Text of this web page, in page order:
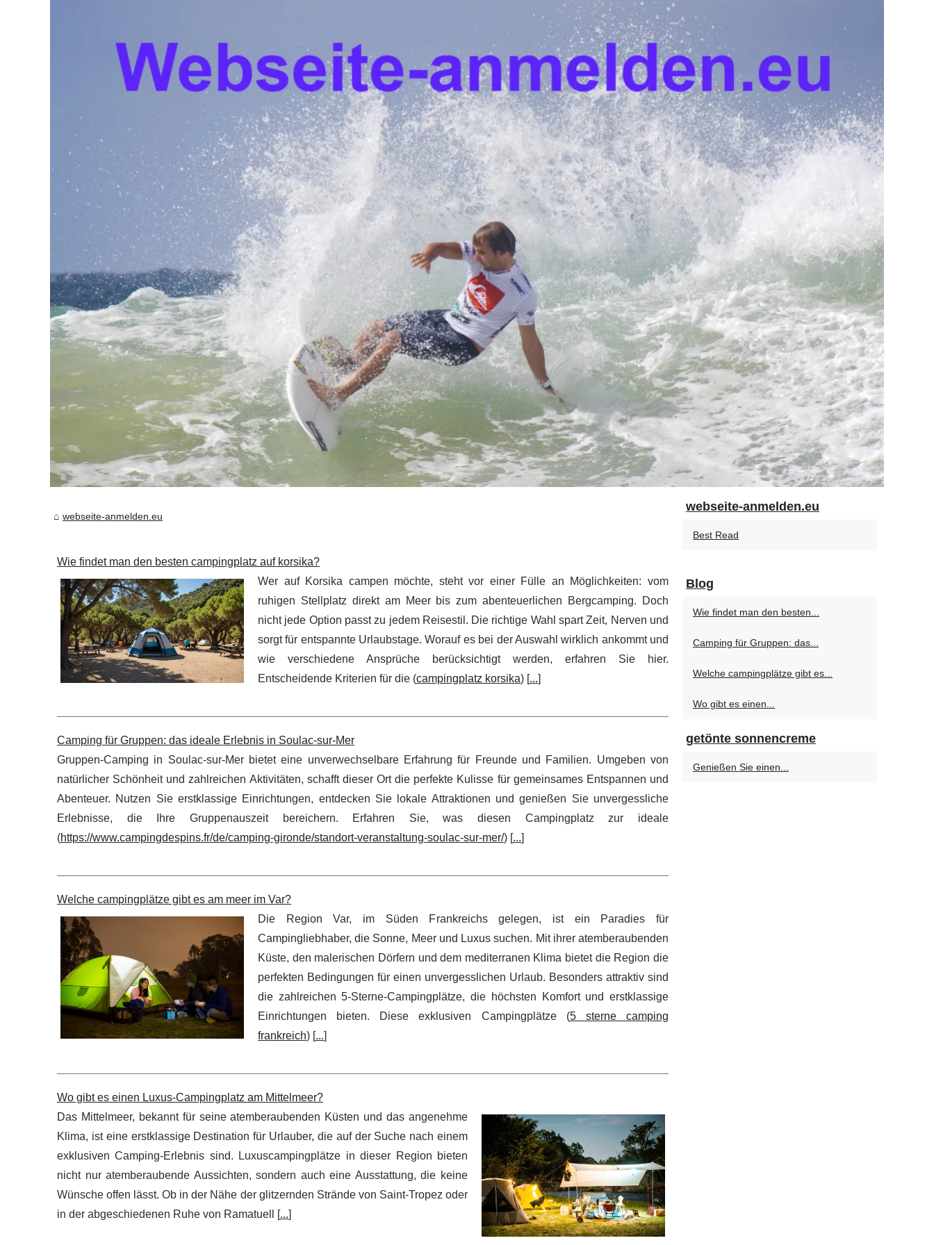
webseite-anmelden.eu
Wie findet man den besten campingplatz auf korsika?
Wer auf Korsika campen möchte, steht vor einer Fülle an Möglichkeiten: vom
ruhigen Stellplatz direkt am Meer bis zum abenteuerlichen Bergcamping. Doch
nicht jede Option passt zu jedem Reisestil. Die richtige Wahl spart Zeit, Nerven und
sorgt für entspannte Urlaubstage. Worauf es bei der Auswahl wirklich ankommt und
wie verschiedene Ansprüche berücksichtigt werden, erfahren Sie hier.
Entscheidende Kriterien für die (campingplatz korsika) [...]
Camping für Gruppen: das ideale Erlebnis in Soulac-sur-Mer
Gruppen-Camping in Soulac-sur-Mer bietet eine unverwechselbare Erfahrung für Freunde und Familien. Umgeben von
natürlicher Schönheit und zahlreichen Aktivitäten, schafft dieser Ort die perfekte Kulisse für gemeinsames Entspannen und
Abenteuer. Nutzen Sie erstklassige Einrichtungen, entdecken Sie lokale Attraktionen und genießen Sie unvergessliche
Erlebnisse, die Ihre Gruppenauszeit bereichern. Erfahren Sie, was diesen Campingplatz zur ideale
(https://www.campingdespins.fr/de/camping-gironde/standort-veranstaltung-soulac-sur-mer/) [...]
Welche campingplätze gibt es am meer im Var?
Die Region Var, im Süden Frankreichs gelegen, ist ein Paradies für
Campingliebhaber, die Sonne, Meer und Luxus suchen. Mit ihrer atemberaubenden
Küste, den malerischen Dörfern und dem mediterranen Klima bietet die Region die
perfekten Bedingungen für einen unvergesslichen Urlaub. Besonders attraktiv sind
die zahlreichen 5-Sterne-Campingplätze, die höchsten Komfort und erstklassige
Einrichtungen bieten. Diese exklusiven Campingplätze (5 sterne camping
frankreich) [...]
Wo gibt es einen Luxus-Campingplatz am Mittelmeer?
Das Mittelmeer, bekannt für seine atemberaubenden Küsten und das angenehme
Klima, ist eine erstklassige Destination für Urlauber, die auf der Suche nach einem
exklusiven Camping-Erlebnis sind. Luxuscampingplätze in dieser Region bieten
nicht nur atemberaubende Aussichten, sondern auch eine Ausstattung, die keine
Wünsche offen lässt. Ob in der Nähe der glitzernden Strände von Saint-Tropez oder
in der abgeschiedenen Ruhe von Ramatuell [...]
webseite-anmelden.eu
Best Read
Blog
Wie findet man den besten...
Camping für Gruppen: das...
Welche campingplätze gibt es...
Wo gibt es einen...
getönte sonnencreme
Genießen Sie einen...